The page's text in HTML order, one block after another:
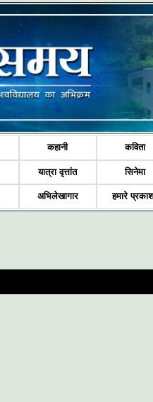
कहानी कविता
यात्रा वृत्तांत सिनेमा
अभिलेखागार हमारे